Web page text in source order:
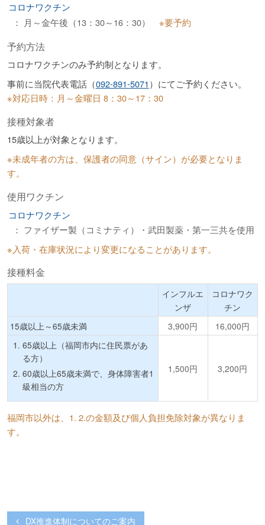
コロナワクチン
： 月～金午後（13：30～16：30）※要予約
予約方法
コロナワクチンのみ予約制となります。
事前に当院代表電話（092-891-5071 ）にてご予約ください。
※対応日時：月～金曜日 8：30～17：30
接種対象者
15歳以上が対象となります。
※未成年者の方は、保護者の同意（サイン）が必要となりま
す。
使用ワクチン
コロナワクチン
： ファイザー製（コミナティ）・武田製薬・第一三共を使用
※入荷・在庫状況により変更になることがあります。
接種料金
インフルエ
ンザ
コロナワク
チン
15歳以上～65歳未満
3,900円
16,000円
65歳以上（福岡市内に住民票があ
る方）
60歳以上65歳未満で、身体障害者1
級相当の方
1,500円 3,200円
福岡市以外は、1. 2.の金額及び個人負担免除対象が異なりま
す。
DX推進体制についてのご案内